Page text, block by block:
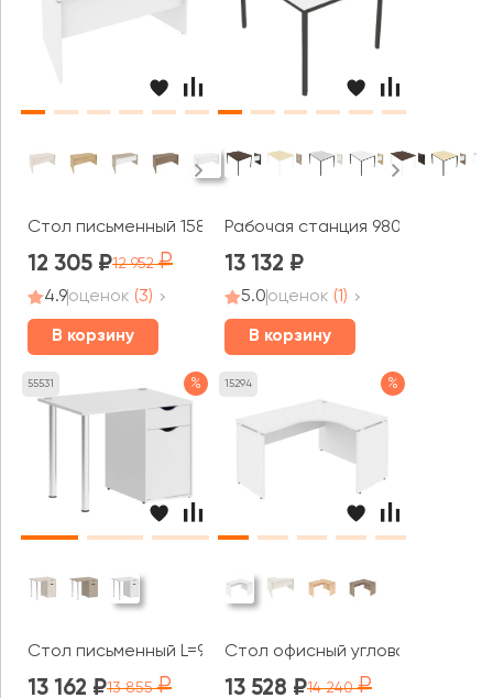
Стол письменный 1580x800x750 Оникс / Onix
12 305 12 952
4.9оценок (3)
В корзину
Рабочая станция
13 132
5.0оценок (1)
В корзину
55531 %
Стол письменный L=980мм VR.SP-3-98.1 Хоум Офис /
13 162 13 855
15294 %
Стол офисный угловой правый
13 528 14 240